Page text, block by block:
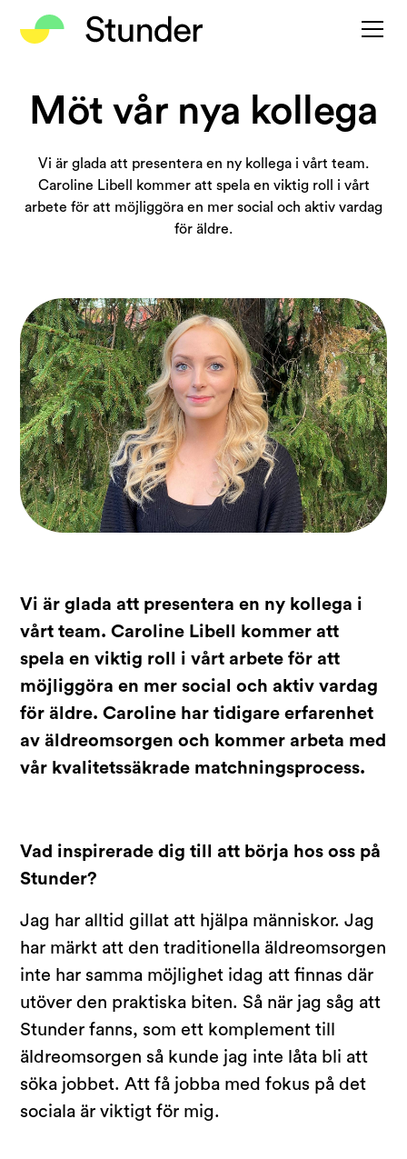
Möt vår nya kollega
Vi är glada att presentera en ny kollega i vårt team.
Caroline Libell kommer att spela en viktig roll i vårt
arbete för att möjliggöra en mer social och aktiv vardag
för äldre.
Vi är glada att presentera en ny kollega i
vårt team. Caroline Libell kommer att
spela en viktig roll i vårt arbete för att
möjliggöra en mer social och aktiv vardag
för äldre. Caroline har tidigare erfarenhet
av äldreomsorgen och kommer arbeta med
vår kvalitetssäkrade matchningsprocess.
Vad inspirerade dig till att börja hos oss på
Stunder?
Jag har alltid gillat att hjälpa människor. Jag
har märkt att den traditionella äldreomsorgen
inte har samma möjlighet idag att finnas där
utöver den praktiska biten. Så när jag såg att
Stunder fanns, som ett komplement till
äldreomsorgen så kunde jag inte låta bli att
söka jobbet. Att få jobba med fokus på det
sociala är viktigt för mig.